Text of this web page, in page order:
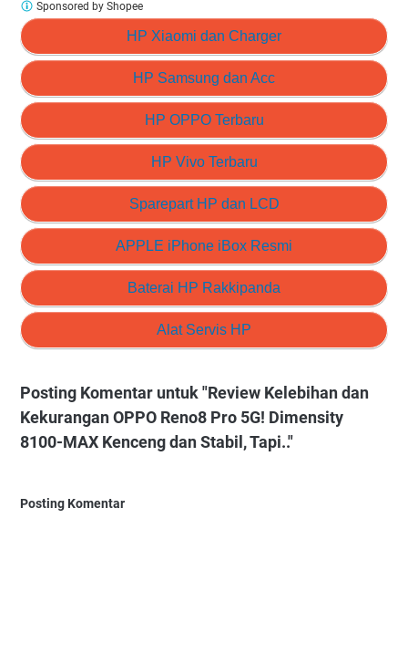
HP Xiaomi dan Charger
HP Samsung dan Acc
HP OPPO Terbaru
HP Vivo Terbaru
Sparepart HP dan LCD
APPLE iPhone iBox Resmi
Baterai HP Rakkipanda
Alat Servis HP
Sponsored by Shopee
Posting Komentar untuk "Review Kelebihan dan
Kekurangan OPPO Reno8 Pro 5G! Dimensity
8100-MAX Kenceng dan Stabil, Tapi.."
Posting Komentar